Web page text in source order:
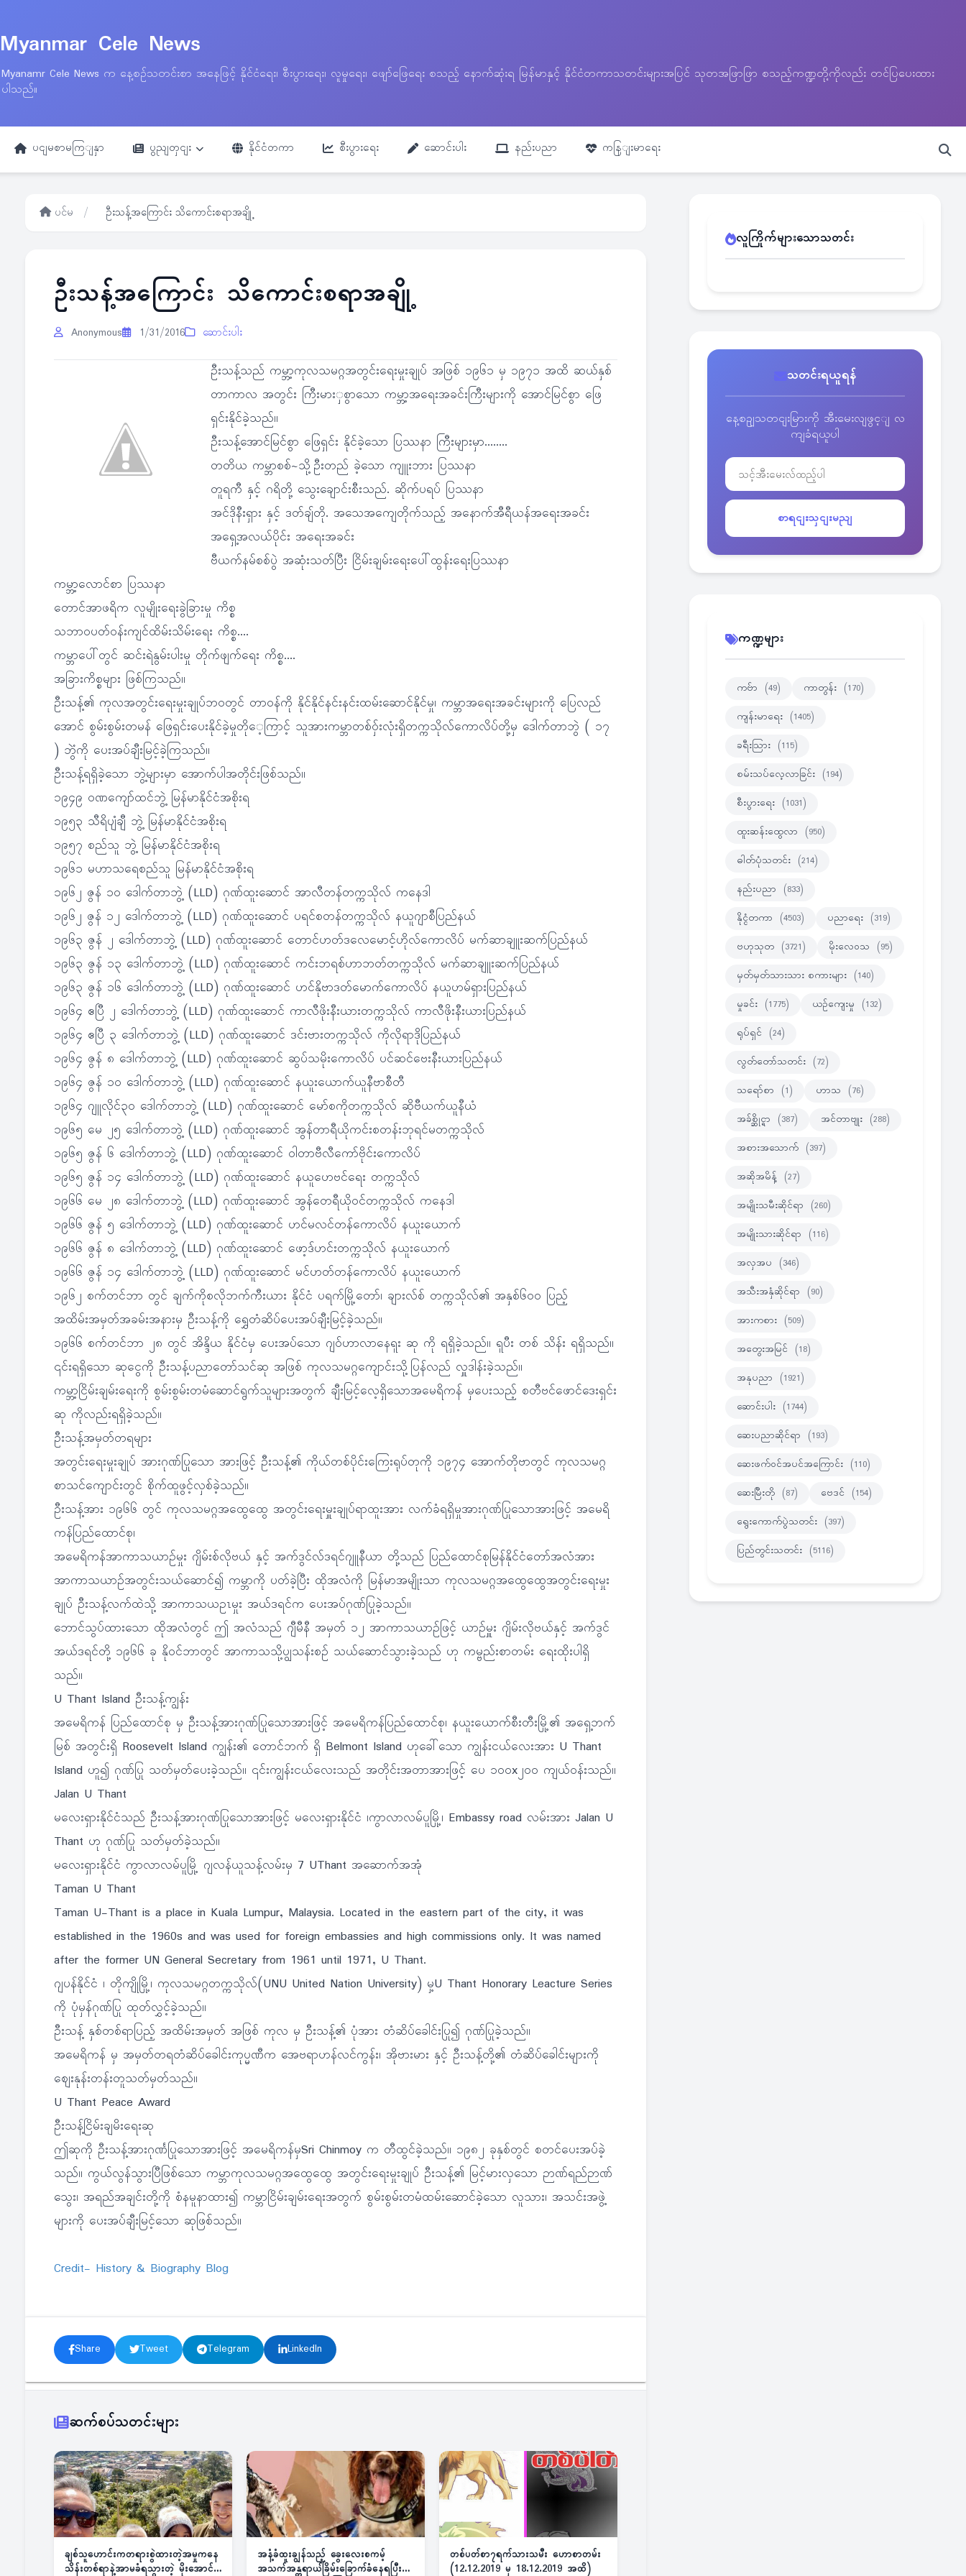
Myanmar Cele News
Myanamr Cele News က နေ့စဉ်သတင်းစာ အနေဖြင့် နိုင်ငံရေး၊ စီးပွားရေး၊ လူမှုရေး၊ ဖျော်ဖြေရေး စသည့် နောက်ဆုံးရ မြန်မာနှင့် နိုင်ငံတကာသတင်းများအပြင် သုတအဖြာဖြာ စသည့်ကဏ္ဍတို့ကိုလည်း တင်ပြပေးထား
ပါသည်။
ပငျမစာမကြျနှာ ပွညျတှငျး နိုင်ငံတကာ စီးပွားရေး ဆောင်းပါး နည်းပညာ ကနြျးမာရေး
ပင်မ / ဦးသန့်အကြောင်း သိကောင်းစရာအချို့
ဦးသန့်အကြောင်း သိကောင်းစရာအချို့
Anonymous 1/31/2016 ဆောင်းပါး
ဦးသန့်သည် ကမ္ဘာ့ကုလသမဂ္ဂအတွင်းရေးမှုးချုပ် အဖြစ် ၁၉၆၁ မှ ၁၉၇၁ အထိ ဆယ်နှစ်
တာကာလ အတွင်း ကြီးမားှစွာသော ကမ္ဘာ့အရေးအခင်းကြီးများကို အောင်မြင်စွာ ဖြေ
ရှင်းနိုင်ခဲ့သည်။
ဦးသန့်အောင်မြင်စွာ ဖြေရှင်း နိုင်ခဲ့သော ပြဿနာ ကြီးများမှာ........
တတိယ ကမ္ဘာစစ်~သို့ဦးတည် ခဲ့သော ကျူးဘား ပြဿနာ
တူရကီ နှင့် ဂရိတို့ သွေးချောင်းစီးသည်. ဆိုက်ပရပ် ပြဿနာ
အင်ဒိုနီးရှား နှင့် ဒတ်ချ်တို. အသေအကျေတိုက်သည့် အနောက်အီရီယန်အရေးအခင်း
အရှေ့အလယ်ပိုင်း အရေးအခင်း
ဗီယက်နမ်စစ်ပွဲ အဆုံးသတ်ပြီး ငြိမ်းချမ်းရေးပေါ်ထွန်းရေးပြဿနာ
ကမ္ဘာ့လောင်စာ ပြဿနာ
တောင်အာဖရိက လူမျိုးရေးခွဲခြားမှု ကိစ္စ
သဘာဝပတ်ဝန်းကျင်ထိမ်းသိမ်းရေး ကိစ္စ....
ကမ္ဘာပေါ်တွင် ဆင်းရဲနွမ်းပါးမှု တိုက်ဖျက်ရေး ကိစ္စ....
အခြားကိစ္စများ ဖြစ်ကြသည်။
ဦးသန့်၏ ကုလအတွင်းရေးမှုးချုပ်ဘဝတွင် တာဝန်ကို နိုင်နိုင်နင်းနင်းထမ်းဆောင်နိုင်မှု၊ ကမ္ဘာအရေးအခင်းများကို ပြေလည်
အောင် စွမ်းစွမ်းတမန် ဖြေရှင်းပေးနိုင်ခဲ့မှုတိုေ့ကြာင့် သူအားကမ္ဘာတစ်ဝှ်းလုံးရှိတက္ကသိုလ်ကောလိပ်တို့မှ ဒေါက်တာဘွဲ ( ၁၇
) ဘွဲံကို ပေးအပ်ချီးမြင့်ခဲ့ကြသည်။
ဦးသန့်ရရှိခဲ့သော ဘွဲ့များမှာ အောက်ပါအတိုင်းဖြစ်သည်။
၁၉၄၉ ဝဏကျော်ထင်ဘွဲ့ မြန်မာနိုင်ငံအစိုးရ
၁၉၅၃ သီရိပျံချီ ဘွဲ့ မြန်မာနိုင်ငံအစိုးရ
၁၉၅၇ စည်သူ ဘွဲ့ မြန်မာနိုင်ငံအစိုးရ
၁၉၆၁ မဟာသရေစည်သူ မြန်မာနိုင်ငံအစိုးရ
၁၉၆၂ ဇွန် ၁၀ ဒေါက်တာဘွဲ့ (LLD) ဂုဏ်ထူးဆောင် အာလီတန်တက္ကသိုလ် ကနေဒါ
၁၉၆၂ ဇွန် ၁၂ ဒေါက်တာဘွဲ့ (LLD) ဂုဏ်ထူးဆောင် ပရင်စတန်တက္ကသိုလ် နယူဂျာစီပြည်နယ်
၁၉၆၃ ဇွန် ၂ ဒေါက်တာဘွဲ့ (LLD) ဂုဏ်ထူးဆောင် တောင်ဟတ်ဒလေမောင့်ဟိုလ်ကောလိပ် မက်ဆာချူးဆက်ပြည်နယ်
၁၉၆၃ ဇွန် ၁၃ ဒေါက်တာဘွဲ့ (LLD) ဂုဏ်ထူးဆောင် ကင်းဘရစ်ဟာဘတ်တက္ကသိုလ် မက်ဆာချူးဆက်ပြည်နယ်
၁၉၆၃ ဇွန် ၁၆ ဒေါက်တာဘွဲ့ (LLD) ဂုဏ်ထူးဆောင် ဟင်နိုဗာဒတ်မောက်ကောလိပ် နယူဟမ်ရှားပြည်နယ်
၁၉၆၄ ဧပြီ ၂ ဒေါက်တာဘွဲ့ (LLD) ဂုဏ်ထူးဆောင် ကာလီဖိုးနီးယားတက္ကသိုလ် ကာလီဖိုးနီးယားပြည်နယ်
၁၉၆၄ ဧပြီ ၃ ဒေါက်တာဘွဲ့ (LLD) ဂုဏ်ထူးဆောင် ဒင်းဗားတက္ကသိုလ် ကိုလိုရာဒိုပြည်နယ်
၁၉၆၄ ဇွန် ၈ ဒေါက်တာဘွဲ့ (LLD) ဂုဏ်ထူးဆောင် ဆွပ်သမိုးကောလိပ် ပင်ဆင်ဗေးနီးယားပြည်နယ်
၁၉၆၄ ဇွန် ၁၀ ဒေါက်တာဘွဲ့ (LLD) ဂုဏ်ထူးဆောင် နယူးယောက်ယူနီဗာစီတီ
၁၉၆၄ ဂျူလိုင်၃၀ ဒေါက်တာဘွဲ့ (LLD) ဂုဏ်ထူးဆောင် မော်စကိုတက္ကသိုလ် ဆိုဗီယက်ယူနီယံ
၁၉၆၅ မေ ၂၅ ဒေါက်တာဘွဲ့ (LLD) ဂုဏ်ထူးဆောင် အွန်တာရီယိုကင်းစတန်းဘုရင်မတက္ကသိုလ်
၁၉၆၅ ဇွန် ၆ ဒေါက်တာဘွဲ့ (LLD) ဂုဏ်ထူးဆောင် ဝါတာဗီလီကော်ဗိုင်းကောလိပ်
၁၉၆၅ ဇွန် ၁၄ ဒေါက်တာဘွဲ့ (LLD) ဂုဏ်ထူးဆောင် နယူဟေဗင်ရေး တက္ကသိုလ်
၁၉၆၆ မေ ၂၈ ဒေါက်တာဘွဲ့ (LLD) ဂုဏ်ထူးဆောင် အွန်တေရီယိုဝင်တက္ကသိုလ် ကနေဒါ
၁၉၆၆ ဇွန် ၅ ဒေါက်တာဘွဲ့ (LLD) ဂုဏ်ထူးဆောင် ဟင်မလင်တန်ကောလိပ် နယူးယောက်
၁၉၆၆ ဇွန် ၈ ဒေါက်တာဘွဲ့ (LLD) ဂုဏ်ထူးဆောင် ဖော့ဒ်ဟင်းတက္ကသိုလ် နယူးယောက်
၁၉၆၆ ဇွန် ၁၄ ဒေါက်တာဘွဲ့ (LLD) ဂုဏ်ထူးဆောင် မင်ဟတ်တန်ကောလိပ် နယူးယောက်
၁၉၆၂ စက်တင်ဘာ တွင် ချက်ကိုစလိုဘက်ကီးယား နိုင်ငံ ပရက်မြို့တော်၊ ချားလ်စ် တက္ကသိုလ်၏ အနှစ်၆၀၀ ပြည့်
အထိမ်းအမှတ်အခမ်းအနားမှ ဦးသန့်ကို ရွှေတံဆိပ်ပေးအပ်ချီးမြင့်ခဲ့သည်။
၁၉၆၆ စက်တင်ဘာ ၂၈ တွင် အိန္ဒိယ နိုင်ငံမှ ပေးအပ်သော ဂျဝ်ဟာလာနေရူး ဆု ကို ရရှိခဲ့သည်။ ရူပီး တစ် သိန်း ရရှိသည်။
၎င်းရရှိသော ဆုငွေကို ဦးသန့်ပညာတော်သင်ဆု အဖြစ် ကုလသမဂ္ဂကျောင်းသို့ပြန်လည် လှူဒါန်းခဲ့သည်။
ကမ္ဘာ့ငြိမ်းချမ်းရေးကို စွမ်းစွမ်းတမံဆောင်ရွက်သူများအတွက် ချီးမြင့်လေ့ရှိသောအမေရိကန် မှပေးသည့် စတီဗင်ဖောင်ဒေးရှင်း
ဆု ကိုလည်းရရှိခဲ့သည်။
ဦးသန့်အမှတ်တရများ
အတွင်းရေးမှုးချုပ် အားဂုဏ်ပြုသော အားဖြင့် ဦးသန့်၏ ကိုယ်တစ်ပိုင်းကြေးရုပ်တုကို ၁၉၇၄ အောက်တိုဗာတွင် ကုလသမဂ္ဂ
စာသင်ကျောင်းတွင် စိုက်ထူဖွင့်လှစ်ခဲ့သည်။
ဦးသန့်အား ၁၉၆၆ တွင် ကုလသမဂ္ဂအထွေထွေ အတွင်းရေးမှူးချုပ်ရာထူးအား လက်ခံရရှိမှုအားဂုဏ်ပြုသောအားဖြင့် အမေရိ
ကန်ပြည်ထောင်စု၊
အမေရိကန်အာကာသယာဉ်မှုး ဂျိမ်းစ်လိုဗယ် နှင့် အက်ဒွင်လ်ဒရင်ဂျူနီယာ တို့သည် ပြည်ထောင်စုမြန်နိုင်ငံတော်အလံအား
အာကာသယာဉ်အတွင်းသယ်ဆောင်၍ ကမ္ဘာကို ပတ်ခဲ့ပြီး ထိုအလံကို မြန်မာအမျိုးသာ ကုလသမဂ္ဂအထွေထွေအတွင်းရေးမှုး
ချုပ် ဦးသန့်လက်ထဲသို့ အာကာသယဥၤမှုး အယ်ဒရင်က ပေးအပ်ဂုဏ်ပြုခဲ့သည်။
ဘောင်သွပ်ထားသော ထိုအလံတွင် ဤ အလံသည် ဂျီမီနီ အမှတ် ၁၂ အာကာသယာဉ်ဖြင့် ယာဉ်မှူး ဂျိမ်းလိုဗယ်နှင့် အက်ဒွင်
အယ်ဒရင်တို့ ၁၉၆၆ ခု နိုဝင်ဘာတွင် အာကာသသို့ပျွသန်းစဉ် သယ်ဆောင်သွားခဲ့သည် ဟု ကမ္ဗည်းစာတမ်း ရေးထိုးပါရှိ
သည်။
U Thant Island ဦးသန့်ကျွန်း
အမေရိကန် ပြည်ထောင်စု မှ ဦးသန့်အားဂုဏ်ပြုသောအားဖြင့် အမေရိကန်ပြည်ထောင်စု၊ နယူးယောက်စီးတီးမြို့၏ အရှေ့ဘက်
မြစ် အတွင်းရှိ Roosevelt Island ကျွန်း၏ တောင်ဘက် ရှိ Belmont Island ဟုခေါ်သော ကျွန်းငယ်လေးအား U Thant
Island ဟူ၍ ဂုဏ်ပြု သတ်မှတ်ပေးခဲ့သည်။ ၎င်းကျွန်းငယ်လေးသည် အတိုင်းအတာအားဖြင့် ပေ ၁၀၀x၂၀၀ ကျယ်ဝန်းသည်။
Jalan U Thant
မလေးရှားနိုင်ငံသည် ဦးသန့်အားဂုဏ်ပြုသောအားဖြင့် မလေးရှားနိုင်ငံ ၊ကွာလာလမ်ပူမြို့၊ Embassy road လမ်းအား Jalan U
Thant ဟု ဂုဏ်ပြု သတ်မှတ်ခဲ့သည်။
မလေးရှားနိုင်ငံ ကွာလာလမ်ပူမြို့ ဂျလန်ယူသန့်လမ်းမှ 7 UThant အဆောက်အအုံ
Taman U Thant
Taman U-Thant is a place in Kuala Lumpur, Malaysia. Located in the eastern part of the city, it was
established in the 1960s and was used for foreign embassies and high commissions only. It was named
after the former UN General Secretary from 1961 until 1971, U Thant.
ဂျပန်နိုင်ငံ ၊ တိုကျိုမြို့၊ ကုလသမဂ္ဂတက္ကသိုလ်(UNU United Nation University) မှ့U Thant Honorary Leacture Series
ကို ပုံမှန်ဂုဏ်ပြု ထုတ်လွှင့်ခဲ့သည်။
ဦးသန့် နှစ်တစ်ရာပြည့် အထိမ်းအမှတ် အဖြစ် ကုလ မှ ဦးသန့်၏ ပုံအား တံဆိပ်ခေါင်းပြု၍ ဂုဏ်ပြုခဲ့သည်။
အမေရိကန် မှ အမှတ်တရတံဆိပ်ခေါင်းကုပ္မဏီက အေဗရာဟန်လင်ကွန်း၊ အိုဗားမား နှင့် ဦးသန့်တို့၏ တံဆိပ်ခေါင်းများကို
ဈေးနုန်းတန်းတူသတ်မှတ်သည်။
U Thant Peace Award
ဦးသန့်ငြိမ်းချမိးရေးဆု
ဤဆုကို ဦးသန့်အားဂုင်္ဏပြုသောအားဖြင့် အမေရိကန်မှSri Chinmoy က တီထွင်ခဲ့သည်။ ၁၉၈၂ ခုနှစ်တွင် စတင်ပေးအပ်ခဲ့
သည်။ ကွယ်လွန်သွားပြီဖြစ်သော ကမ္ဘာကုလသမဂ္ဂအထွေထွေ အတွင်းရေးမှုးချုပ် ဦးသန့်၏ မြင့်မားလှသော ဉာဏ်ရည်ဉာဏ်
သွေး၊ အရည်အချင်းတို့ကို စံနမူနာထား၍ ကမ္ဘာငြိမ်းချမ်းရေးအတွက် စွမ်းစွမ်းတမံထမ်းဆောင်ခဲ့သော လူသား၊ အသင်းအဖွဲ့
များကို ပေးအပ်ချီးမြင့်သော ဆုဖြစ်သည်။
Credit- History & Biography Blog
Share Tweet Telegram LinkedIn
ဆက်စပ်သတင်းများ
ချစ်သူဟောင်းကတရားစွဲထားတဲ့အမှုကနေ
သိန်းတစ်ရာနဲ့အာမခံရသွားတဲ့ မိုးအောင်
အနံ့ခံထူးချွန်သည့် ခွေးလေးစကမ့်
အသက်အန္တရာယ်ခြိမ်းခြောက်ခံနေရပြီး
တစ်ပတ်စာ၇ရက်သားသမီး ဟောစာတမ်း
(12.12.2019 မှ 18.12.2019 အထိ)
လူကြိုက်များသောသတင်း
သတင်းရယူရန်
နေ့စဥျသတငျးမြားကို အီးမေးလျဖွင့ျ လ
ကျခံရယူပါ
စာရငျးသှငျးမညျ
ကဏ္ဍများ
ကဗ်ာ (49) ကာတွန်း (170)
ကျန်းမာရေး (1405)
ခရီးသြား (115)
စမ်းသပ်လေ့လာခြင်း (194)
စီးပွားရေး (1031)
ထူးဆန်းထွေလာ (950)
ဓါတ်ပုံသတင်း (214)
နည်းပညာ (833)
နိုင္ငံတကာ (4503) ပညာရေး (319)
ဗဟုသုတ (3721) မိုးလေဝသ (95)
မှတ်မှတ်သားသား စကားများ (140)
မှုခင်း (1775) ယဉ်ကျေးမှု (132)
ရုပ်ရှင် (24)
လွတ်တော်သတင်း (72)
သရော်စာ (1) ဟာသ (76)
အခ်စ္ဆိုင္ရာ (387) အင်တာဗျုး (288)
အစားအသောက် (397)
အဆိုအမိန့် (27)
အမျိုးသမီးဆိုင်ရာ (260)
အမျိုးသားဆိုင်ရာ (116)
အလှအပ (346)
အသီးအနှံဆိုင်ရာ (90)
အားကစား (509)
အတွေးအမြင် (18)
အနုပညာ (1921)
ဆောင်းပါး (1744)
ဆေးပညာဆိုင်ရာ (193)
ဆေးဖက်ဝင်အပင်အကြောင်း (110)
ဆေးမြီးတို (87) ဗေဒင် (154)
ရွေးကောက်ပွဲသတင်း (397)
ပြည်တွင်းသတင်း (5116)